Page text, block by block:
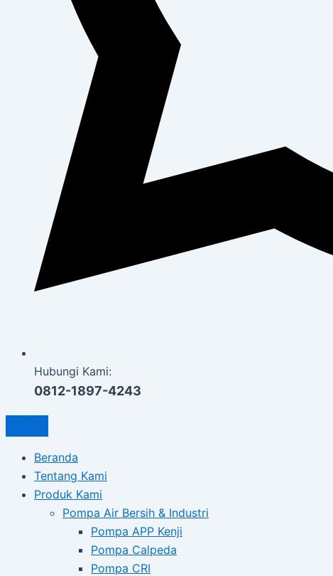
Hubungi Kami:
0812-1897-4243
Beranda
Tentang Kami
Produk Kami
Pompa Air Bersih & Industri
Pompa APP Kenji
Pompa Calpeda
Pompa CRI